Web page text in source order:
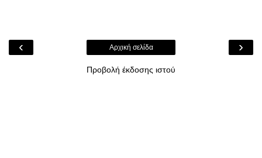
‹ ›
Αρχική σελίδα
Προβολή έκδοσης ιστού